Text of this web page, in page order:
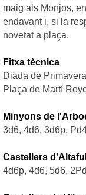
maig als Monjos,
endavant i, si la
novetat a plaça.
Fitxa tècnica
Diada de Primavera
Plaça de Martí
Minyons de
3d6, 4d6, 3d6p,
Castellers
4d6p, 4d6, 5d6,